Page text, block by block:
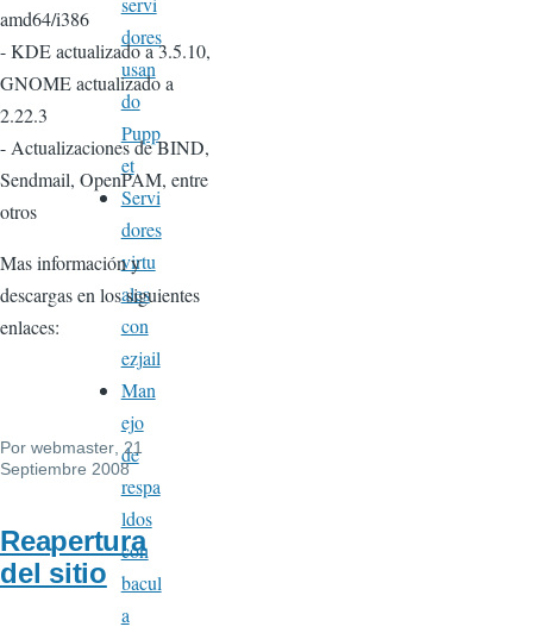
amd64/i386
- KDE actualizado a 3.5.10,
GNOME actualizado a
2.22.3
- Actualizaciones de BIND,
Sendmail, OpenPAM, entre
otros
Mas información y
descargas en los siguientes
enlaces:
Por webmaster , 21
Septiembre 2008
Reapertura
del sitio
dores
usan
do
Pupp
et
Servi
dores
virtu
ales
con
ezjail
Man
ejo
de
respa
ldos
con
bacul
a